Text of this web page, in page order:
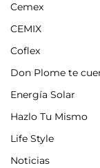
Cemex
CEMIX
Coflex
Don Plome te
Energía Solar
Hazlo Tu Mismo
Life Style
Noticias